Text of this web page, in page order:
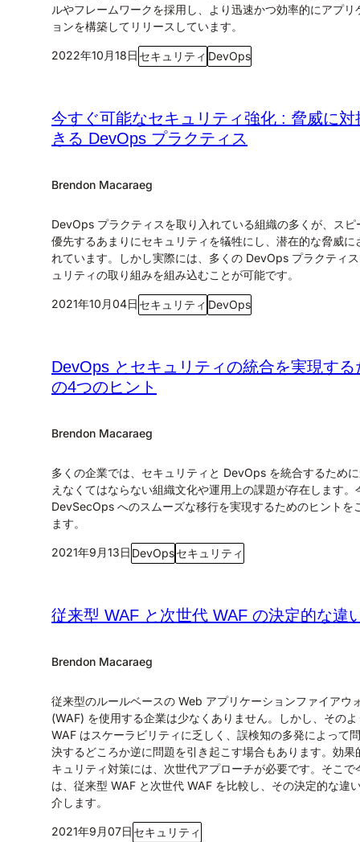
ルやフレームワークを採用し、より迅速かつ効率的にアプリ
ョンを構築してリリースしています。
2022年10月18日 セキュリティ DevOps
今すぐ可能なセキュリティ強化 : 脅威に対
きる DevOps プラクティス
Brendon Macaraeg
DevOps プラクティスを取り入れている組織の多くが、スピ
優先するあまりにセキュリティを犠牲にし、潜在的な脅威に
れています。しかし実際には、多くの DevOps プラクティ
ュリティの取り組みを組み込むことが可能です。
2021年10月04日 セキュリティ DevOps
DevOps とセキュリティの統合を実現する
の4つのヒント
Brendon Macaraeg
多くの企業では、セキュリティと DevOps を統合するため
えなくてはならない組織文化や運用上の課題が存在します。
DevSecOps へのスムーズな移行を実現するためのヒントを
ます。
2021年9月13日 DevOpsセキュリティ
従来型 WAF と次世代 WAF の決定的な違
Brendon Macaraeg
従来型のルールベースの Web アプリケーションファイアウ
(WAF) を使用する企業は少なくありません。しかし、その
WAF はスケーラビリティに乏しく、誤検知の多発によって
決するどころか逆に問題を引き起こす場合もあります。効果
キュリティ対策には、次世代アプローチが必要です。そこで
は、従来型 WAF と次世代 WAF を比較し、その決定的な違
介します。
2021年9月07日 セキュリティ